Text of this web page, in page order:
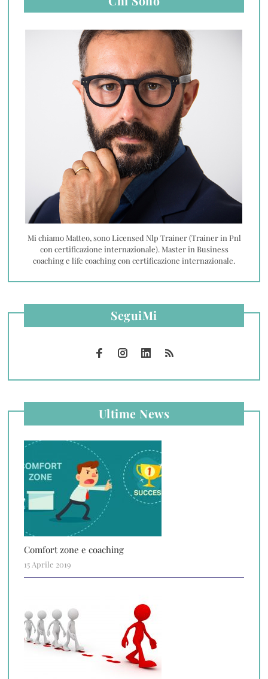
Mi chiamo Matteo, sono Licensed Nlp Trainer (Trainer in Pnl
con certificazione internazionale). Master in Business
coaching e life coaching con certificazione internazionale.
SeguiMi
Ultime News
Comfort zone e coaching
15 Aprile 2019